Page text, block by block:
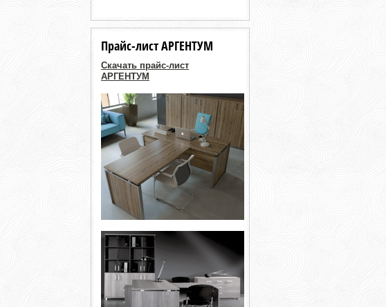
Прайс-лист АРГЕНТУМ
Скачать прайс-лист
АРГЕНТУМ